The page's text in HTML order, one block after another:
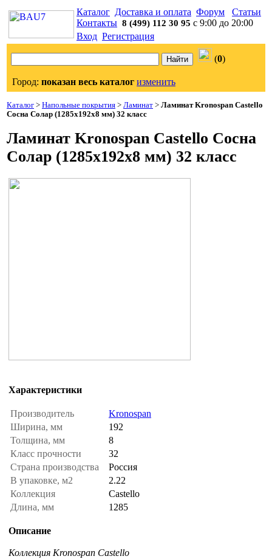
Каталог Доставка и оплата Форум
Статьи
Контакты 8 (499) 112 30 95 с 9:00 до 20:00
Вход Регистрация
(0)
Город: показан весь каталог изменить
Каталог > Напольные покрытия > Ламинат > Ламинат Kronospan Castello
Сосна Солар (1285x192x8 мм) 32 класс
Ламинат Kronospan Castello Сосна
Солар (1285x192x8 мм) 32 класс
Характеристики
Производитель
Kronospan
Ширина, мм
192
Толщина, мм
8
Класс прочности
32
Страна производства
Россия
В упаковке, м2
2.22
Коллекция
Castello
Длина, мм
1285
Описание
Коллекция Kronospan Castello